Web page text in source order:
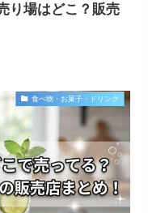
り場はどこ？販売
食べ物・お菓子・ドリンク